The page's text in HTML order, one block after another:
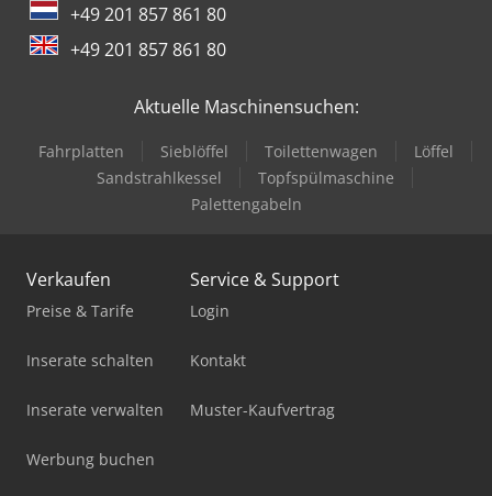
+49 201 857 861 80
+49 201 857 861 80
Aktuelle Maschinensuchen:
Fahrplatten Sieblöffel Toilettenwagen
Löffel
Sandstrahlkessel
Topfspülmaschine
Palettengabeln
Verkaufen
Preise & Tarife
Inserate schalten
Inserate verwalten
Werbung buchen
Service & Support
Login
Kontakt
Muster-Kaufvertrag